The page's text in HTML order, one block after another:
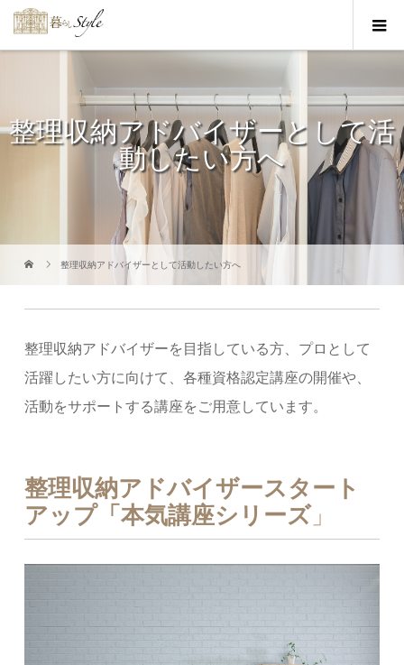
整理収納アドバイザーとして活
動したい方へ
整理収納アドバイザーとして活動したい方へ
整理収納アドバイザーを目指している方、プロとして
活躍したい方に向けて、各種資格認定講座の開催や、
活動をサポートする講座をご用意しています。
整理収納アドバイザースタート
アップ「本気講座シリーズ」